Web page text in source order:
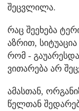
შეცვლილა.
რაც შეეხება
აზრით,
რომ -
ვითარება არ
ამასთან,
წელთან